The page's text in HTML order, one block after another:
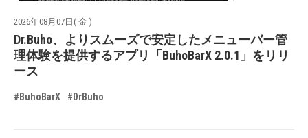
2026年08月07日( 金 )
Dr.Buho、よりスムーズで安定したメニューバー管
理体験を提供するアプリ「BuhoBarX 2.0.1」をリリ
ース
#BuhoBarX #DrBuho